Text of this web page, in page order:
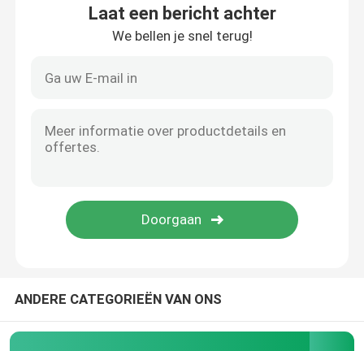
De navulbare Bank van de Batterijmacht
Zonne-omvormersysteem voor thuis
Elektrisch voertuiglithium Ion Battery
Lithium Ion Startaccu
De Laders van de lithiumbatterij
Laat een bericht achter
We bellen je snel terug!
ANDERE CATEGORIEËN VAN ONS